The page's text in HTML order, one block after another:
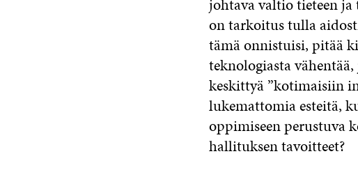
johtava valtio tieteen ja
on tarkoitus tulla
tämä onnistuisi, pitää
teknologiasta
keskittyä ”kotimaisiin
lukemattomia esteitä,
oppimiseen perustuva
hallituksen tavoitteet?